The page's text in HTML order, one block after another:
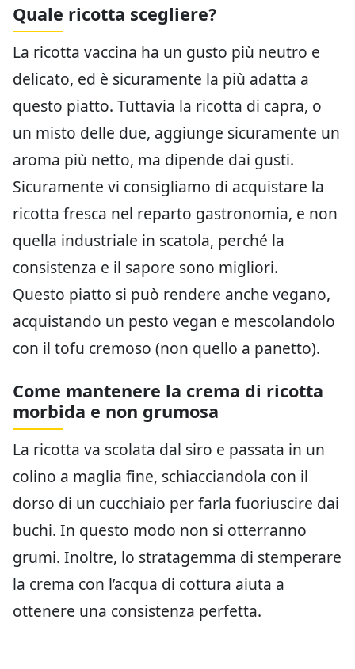
Quale ricotta scegliere?
La ricotta vaccina ha un gusto più neutro e
delicato, ed è sicuramente la più adatta a
questo piatto. Tuttavia la ricotta di capra, o
un misto delle due, aggiunge sicuramente un
aroma più netto, ma dipende dai gusti.
Sicuramente vi consigliamo di acquistare la
ricotta fresca nel reparto gastronomia, e non
quella industriale in scatola, perché la
consistenza e il sapore sono migliori.
Questo piatto si può rendere anche vegano,
acquistando un pesto vegan e mescolandolo
con il tofu cremoso (non quello a panetto).
Come mantenere la crema di ricotta
morbida e non grumosa
La ricotta va scolata dal siro e passata in un
colino a maglia fine, schiacciandola con il
dorso di un cucchiaio per farla fuoriuscire dai
buchi. In questo modo non si otterranno
grumi. Inoltre, lo stratagemma di stemperare
la crema con l’acqua di cottura aiuta a
ottenere una consistenza perfetta.